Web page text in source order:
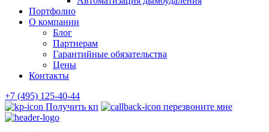
Портфолио
О компании
Блог
Партнерам
Гарантийные обязательства
Цены
Контакты
+7 (495) 125-40-44
Получить кп
перезвоните мне